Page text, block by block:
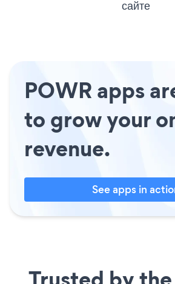
сайте
POWR apps
to grow your
revenue.
See apps in